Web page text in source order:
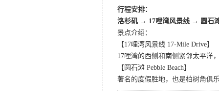
行程安排：
洛杉矶 → 17哩湾风景线 → 圆石
景点介绍：
【17哩湾风景线 17-Mile Drive】
17哩湾的西侧和南侧紧邻太平洋
【圆石滩 Pebble Beach】
著名的度假胜地，也是柏树角俱